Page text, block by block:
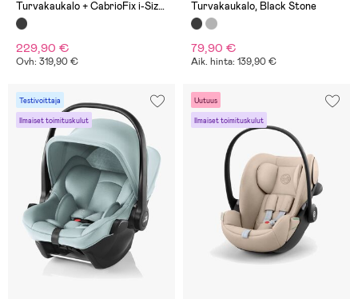
Turvakaukalo + CabrioFix i-Size
Telakka, Essential Black
229,90 €
Ovh: 319,90 €
Turvakaukalo, Black Stone
79,90 €
Aik. hinta: 139,90 €
Testivoittaja
Ilmaiset toimituskulut
Uutuus
Ilmaiset toimituskulut